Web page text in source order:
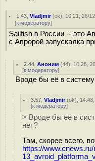
1.43 ,Vladjmir(ok), 10:21, 26/
[к модератору]
Sailfish в России -- это
с Авророй запускалка
2.44 ,Аноним (44), 10:28,
[к модератору]
Вроде бы её в
3.57 ,Vladjmir(ok),
[к модератору]
> Вроде бы её в
нет?
Там, скорее всего,
https://